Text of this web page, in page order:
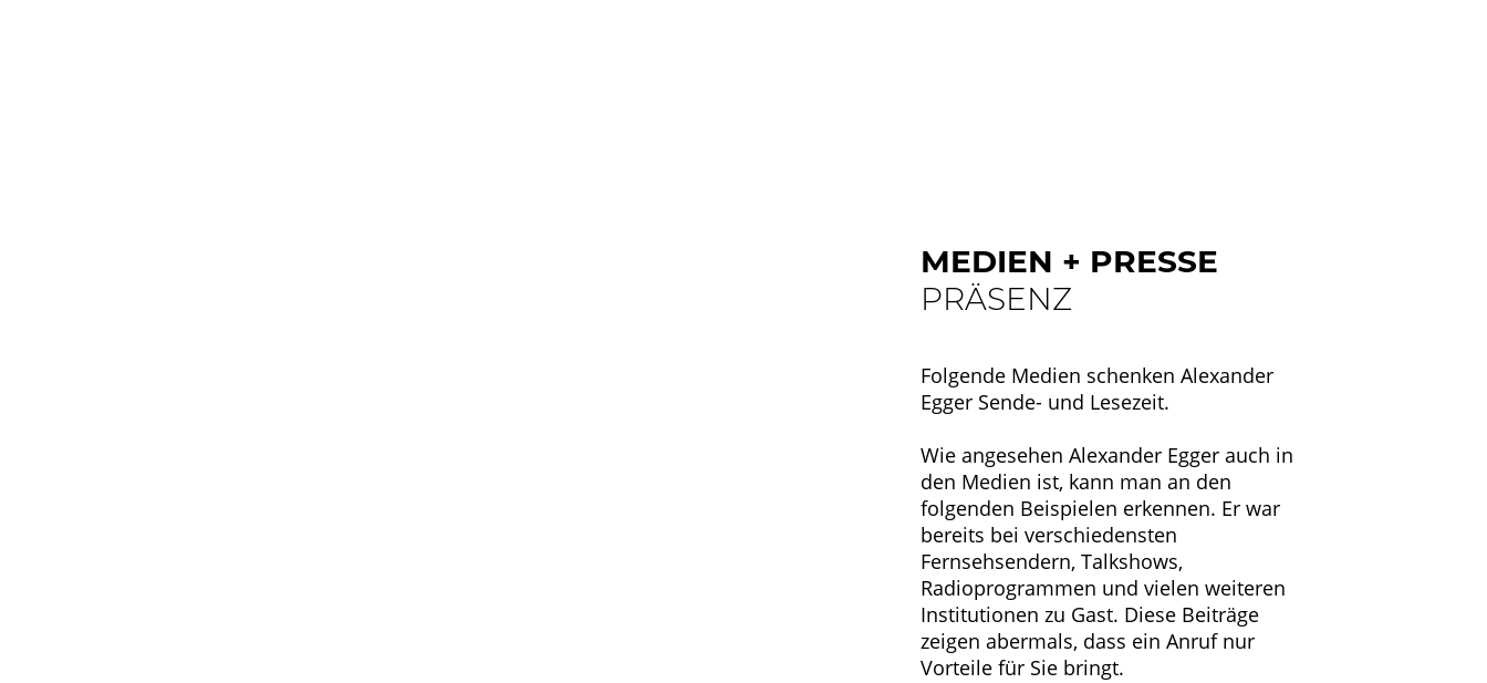
MEDIEN + PRESSE
PRÄSENZ
Folgende Medien schenken Alexander
Egger Sende- und Lesezeit.
Wie angesehen Alexander Egger auch in
den Medien ist, kann man an den
folgenden Beispielen erkennen. Er war
bereits bei verschiedensten
Fernsehsendern, Talkshows,
Radioprogrammen und vielen weiteren
Institutionen zu Gast. Diese Beiträge
zeigen abermals, dass ein Anruf nur
Vorteile für Sie bringt.